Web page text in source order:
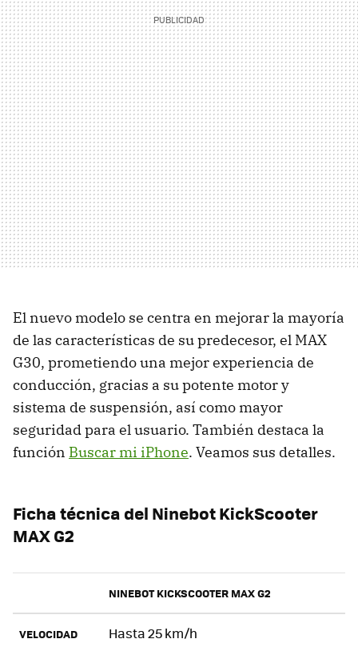
El nuevo modelo se centra en mejorar la mayoría
de las características de su predecesor, el MAX
G30, prometiendo una mejor experiencia de
conducción, gracias a su potente motor y
sistema de suspensión, así como mayor
seguridad para el usuario. También destaca la
función Buscar mi iPhone. Veamos sus detalles.
Ficha técnica del Ninebot KickScooter
MAX G2
NINEBOT KICKSCOOTER MAX G2
VELOCIDAD Hasta 25 km/h